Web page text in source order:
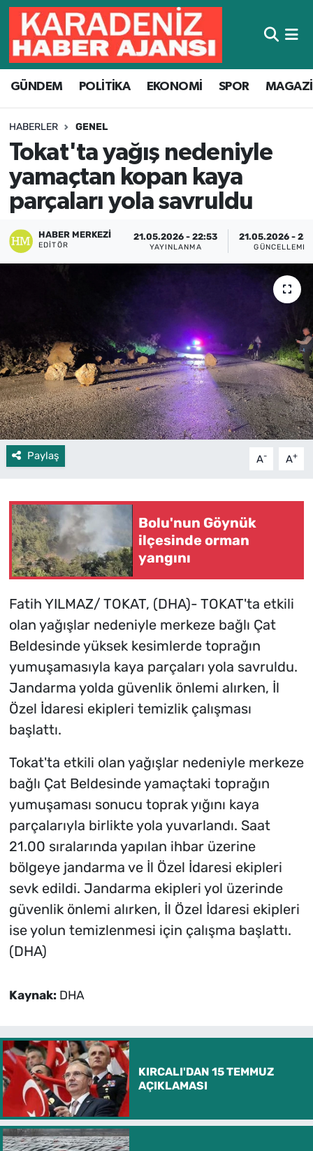
GÜNDEM POLİTİKA EKONOMİ SPOR
HABERLER GENEL
Tokat'ta yağış nedeniyle
yamaçtan kopan kaya
parçaları yola savruldu
HABER MERKEZI
EDITÖR
21.05.2026 - 22:53
YAYINLANMA
21.05.2026 -
GÜNCELLEME
Paylaş A- A+
Bolu'nun Göynük
ilçesinde orman
yangını
Fatih YILMAZ/ TOKAT, (DHA)- TOKAT'ta etkili
olan yağışlar nedeniyle merkeze bağlı Çat
Beldesinde yüksek kesimlerde toprağın
yumuşamasıyla kaya parçaları yola savruldu.
Jandarma yolda güvenlik önlemi alırken, İl
Özel İdaresi ekipleri temizlik çalışması
başlattı.
Tokat'ta etkili olan yağışlar nedeniyle merkeze
bağlı Çat Beldesinde yamaçtaki toprağın
yumuşaması sonucu toprak yığını kaya
parçalarıyla birlikte yola yuvarlandı. Saat
21.00 sıralarında yapılan ihbar üzerine
bölgeye jandarma ve İl Özel İdaresi ekipleri
sevk edildi. Jandarma ekipleri yol üzerinde
güvenlik önlemi alırken, İl Özel İdaresi ekipleri
ise yolun temizlenmesi için çalışma başlattı.
(DHA)
Kaynak: DHA
KIRCALI'DAN 15 TEMMUZ
AÇIKLAMASI
Hava Durumu
Trafik Durumu
Süper Lig Puan Durumu ve Fikstür
Tüm Manşetler
Son Dakika Haberleri
Haber Arşivi